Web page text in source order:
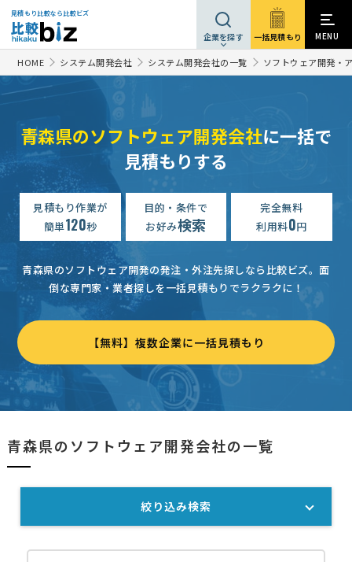
見積もり比較なら比較ビズ
企業を探す 一括見積もり MENU
HOME システム開発会社 システム開発会社の一覧 ソフトウェア開発・
青森県のソフトウェア開発会社に一括で
見積もりする
見積もり作業が
簡単120秒
目的・条件で
お好み検索
完全無料
利用料0円
青森県のソフトウェア開発の発注・外注先探しなら比較ビズ。 面
倒な専門家・業者探しを一括見積もりでラクラクに！
【無料】複数企業に一括見積もり
青森県のソフトウェア開発会社の一覧
絞り込み検索